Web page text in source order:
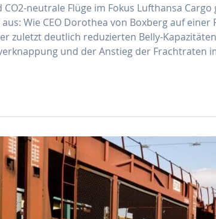
neutrale Flüge im Fokus Lufthansa
Wie CEO Dorothea von Boxberg auf einer
zuletzt deutlich reduzierten Belly-
und der Anstieg der Frachtraten